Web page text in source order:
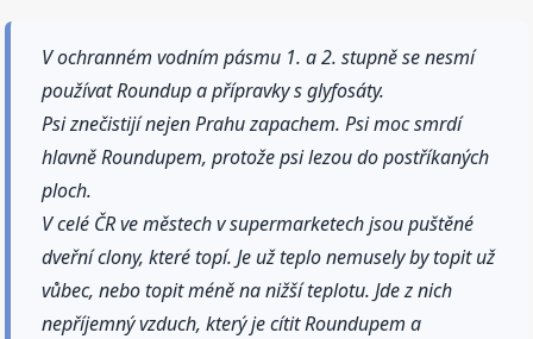
V ochranném vodním pásmu 1. a 2. stupně se nesmí
používat Roundup a přípravky s glyfosáty.
Psi znečistijí nejen Prahu zapachem. Psi moc smrdí
hlavně Roundupem, protože psi lezou do postříkaných
ploch.
V celé ČR ve městech v supermarketech jsou puštěné
dveřní clony, které topí. Je už teplo nemusely by topit už
vůbec, nebo topit méně na nižší teplotu. Jde z nich
nepříjemný vzduch, který je cítit Roundupem a